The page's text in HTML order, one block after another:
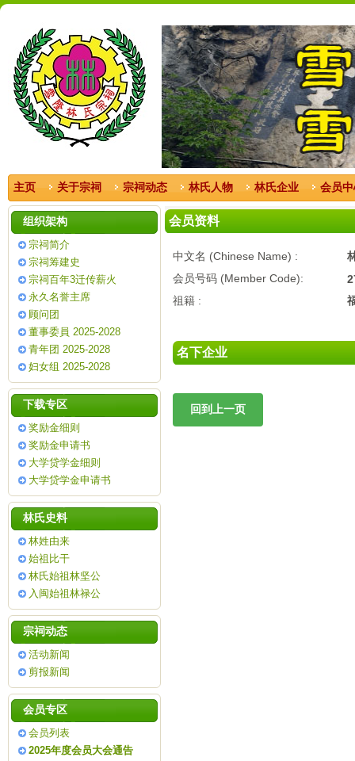
主页 关于宗祠 宗祠动态 林氏人物 林氏企业 会员
组织架构
宗祠简介
宗祠筹建史
宗祠百年3迁传薪火
永久名誉主席
顾问团
董事委員 2025-2028
青年团 2025-2028
妇女组 2025-2028
下载专区
奖励金细则
奖励金申请书
大学贷学金细则
大学贷学金申请书
林氏史料
林姓由来
始祖比干
林氏始祖林坚公
入闽始祖林禄公
宗祠动态
活动新闻
剪报新闻
会员专区
会员列表
2025年度会员大会通告
会员资料
中文名 (Chinese Name) :
会员号码 (Member Code):
祖籍 :
名下企业